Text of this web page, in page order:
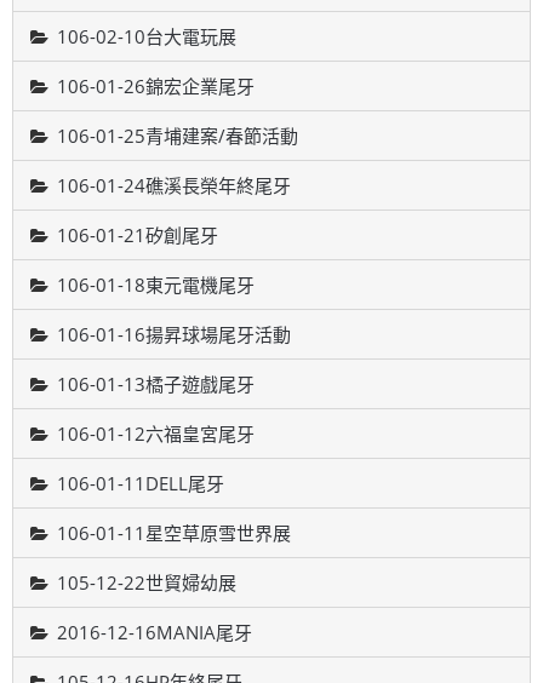
106-02-10台大電玩展
106-01-26錦宏企業尾牙
106-01-25青埔建案/春節活動
106-01-24礁溪長榮年終尾牙
106-01-21矽創尾牙
106-01-18東元電機尾牙
106-01-16揚昇球場尾牙活動
106-01-13橘子遊戲尾牙
106-01-12六福皇宮尾牙
106-01-11DELL尾牙
106-01-11星空草原雪世界展
105-12-22世貿婦幼展
2016-12-16MANIA尾牙